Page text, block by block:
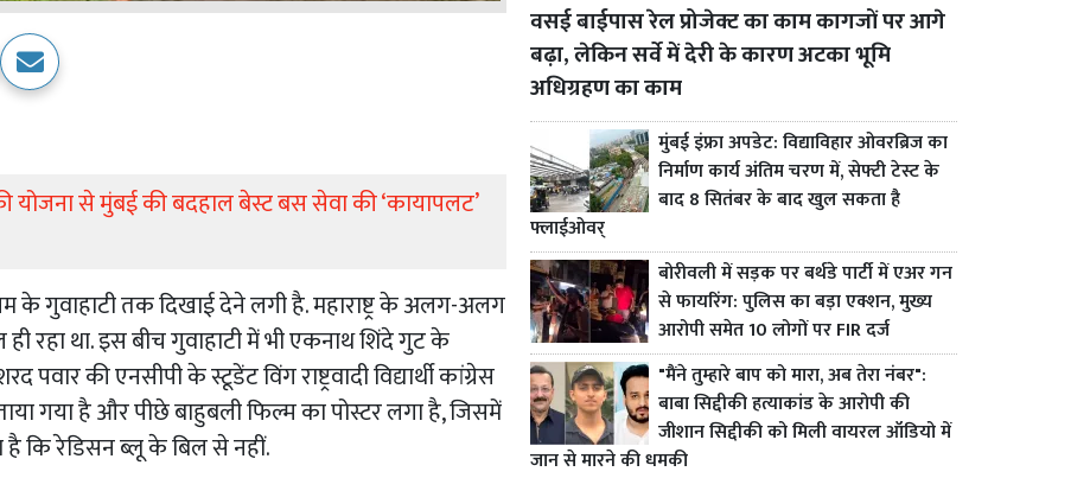
से मुंबई की बदहाल बेस्ट बस सेवा की ‘कायापलट’
के गुवाहाटी तक दिखाई देने लगी है. महाराष्ट्र के अलग-अलग
रहा था. इस बीच गुवाहाटी में भी एकनाथ शिंदे गुट के
की एनसीपी के स्टूडेंट विंग राष्ट्रवादी विद्यार्थी कांग्रेस
गया है और पीछे बाहुबली फिल्म का पोस्टर लगा है, जिसमें
है कि रेडिसन ब्लू के बिल से नहीं.
वसई बाईपास रेल प्रोजेक्ट का काम कागजों पर आगे
बढ़ा, लेकिन सर्वे में देरी के कारण अटका भूमि
अधिग्रहण का काम
मुंबई इंफ्रा अपडेट: विद्याविहार ओवरब्रिज का
निर्माण कार्य अंतिम चरण में, सेफ्टी टेस्ट के
बाद 8 सितंबर के बाद खुल सकता है
फ्लाईओवर्
बोरीवली में सड़क पर बर्थडे पार्टी में एअर गन
से फायरिंग: पुलिस का बड़ा एक्शन, मुख्य
आरोपी समेत 10 लोगों पर FIR दर्ज
"मैंने तुम्हारे बाप को मारा, अब तेरा नंबर":
बाबा सिद्दीकी हत्याकांड के आरोपी की
जीशान सिद्दीकी को मिली वायरल ऑडियो में
जान से मारने की धमकी